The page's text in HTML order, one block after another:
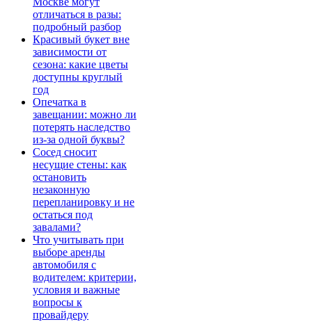
отличаться в разы:
подробный разбор
Красивый букет вне
зависимости от
сезона: какие цветы
доступны круглый
год
Опечатка в
завещании: можно ли
потерять наследство
из-за одной буквы?
Сосед сносит
несущие стены: как
остановить
незаконную
перепланировку и не
остаться под
завалами?
Что учитывать при
выборе аренды
автомобиля с
водителем: критерии,
условия и важные
вопросы к
провайдеру